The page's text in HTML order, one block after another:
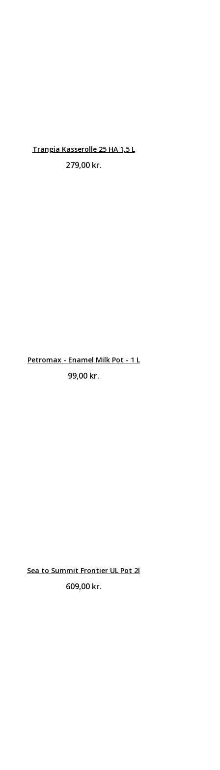
Trangia Kasserolle 25 HA 1,5 L
279,00 kr.
Petromax - Enamel Milk Pot - 1 L
99,00 kr.
Sea to Summit Frontier UL Pot 2l
609,00 kr.